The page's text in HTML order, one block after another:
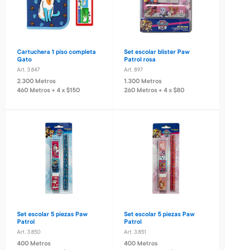
Cartuchera 1 piso completa
Gato
Art. 3.847
2.300 Metros
460 Metros + 4 x $150
Set escolar blister Paw
Patrol rosa
Art. 897
1.300 Metros
260 Metros + 4 x $80
Set escolar 5 piezas Paw
Patrol
Art. 3.850
400 Metros
Set escolar 5 piezas Paw
Patrol
Art. 3.851
400 Metros